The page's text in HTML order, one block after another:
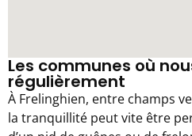
Les communes où
régulièrement
À Frelinghien, entre champs
la tranquillité peut vite être